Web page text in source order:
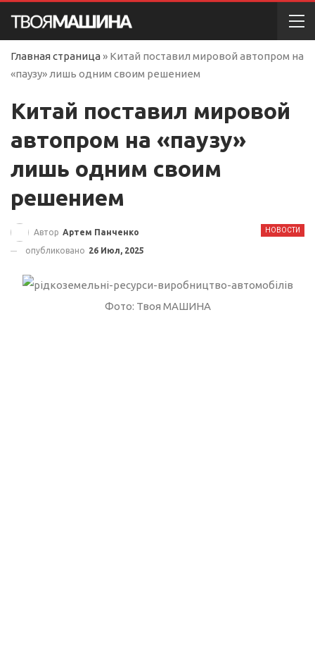
Главная страница » Китай поставил мировой автопром на
«паузу» лишь одним своим решением
Китай поставил мировой
автопром на «паузу»
лишь одним своим
решением
НОВОСТИ
Автор Артем Панченко
опубликовано 26 Июл, 2025
Фото: Твоя МАШИНА